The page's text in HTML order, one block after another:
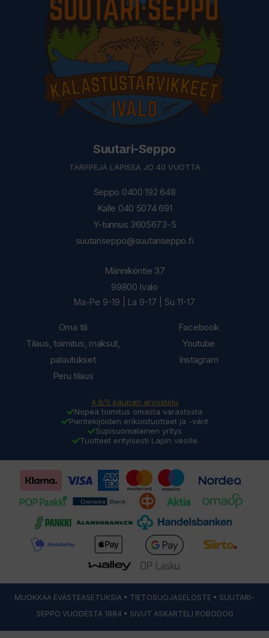
Suutari-Seppo
TÄRPPEJÄ LAPISSA JO 40 VUOTTA
Seppo 0400 192 648
Kalle 040 5074 691
Y-tunnus 3605673-5
suutariseppo@suutariseppo.fi
Oma tili
Tilaus, toimitus, maksut,
palautukset
Peru tilaus
Männiköntie 37
99800 Ivalo
Ma-Pe 9-19 | La 9-17 | Su 11-17
Facebook
Youtube
Instagram
4.9/5 kaupan arvostelu
Nopea toimitus omasta varastosta
Pientekijöiden erikoistuotteet ja -värit
Supisuomalainen yritys
Tuotteet erityisesti Lapin vesille
MUOKKAA EVÄSTEASETUKSIA • TIETOSUOJASELOSTE • SUUTARI-
SEPPO VUODESTA 1984 • SIVUT ASKARTELI ROBODOG